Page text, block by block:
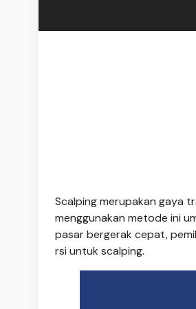
Scalping merupakan gaya
menggunakan metode ini
pasar bergerak cepat,
rsi untuk scalping.